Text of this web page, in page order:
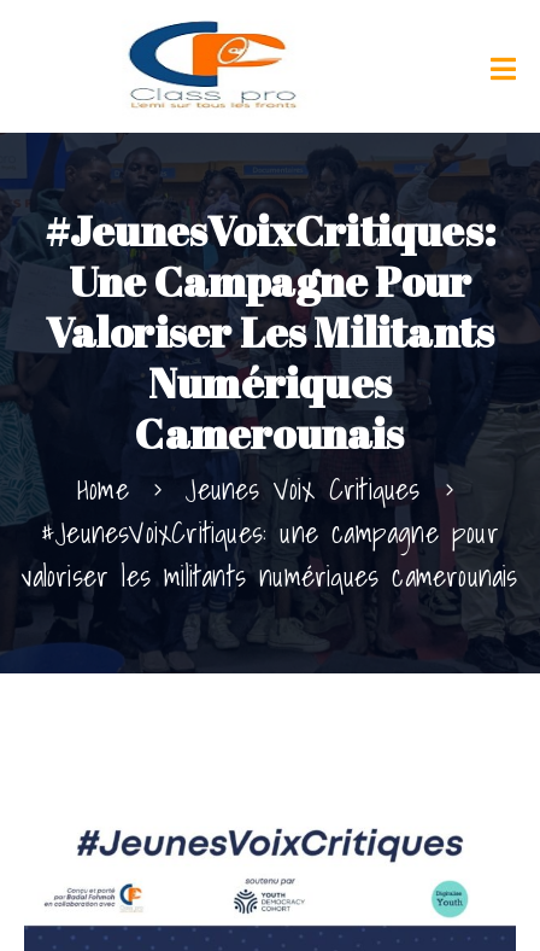
#JeunesVoixCritiques:
Une Campagne Pour
Valoriser Les Militants
Numériques
Camerounais
Home
Jeunes Voix Critiques
#JeunesVoixCritiques: une campagne pour
valoriser les militants numériques camerounais